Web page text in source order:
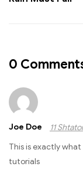
0
Joe Doe
11
This is exactly
tutorials